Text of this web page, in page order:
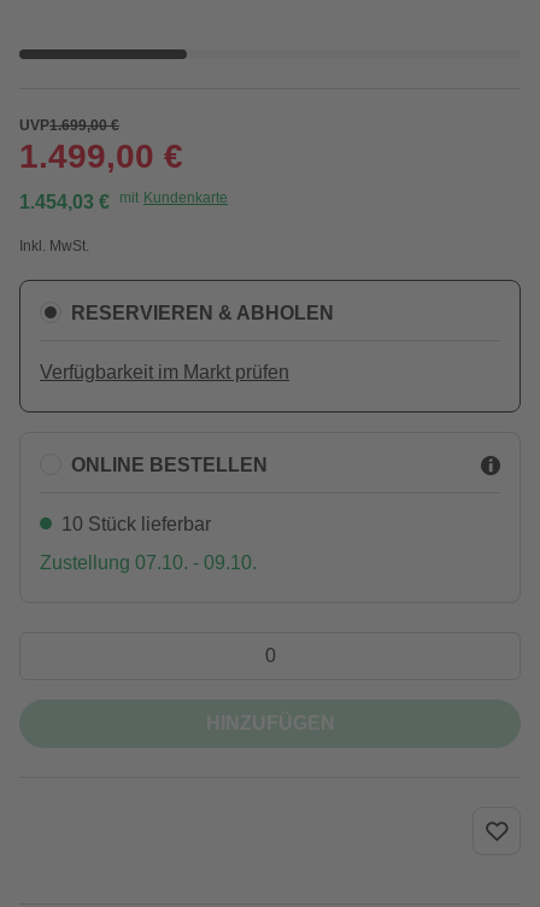
UVP1.699,00 €
1.499,00 €
1.454,03 € mit Kundenkarte
Inkl. MwSt.
RESERVIEREN & ABHOLEN
Verfügbarkeit im Markt prüfen
ONLINE BESTELLEN
10 Stück lieferbar
Zustellung 07.10. - 09.10.